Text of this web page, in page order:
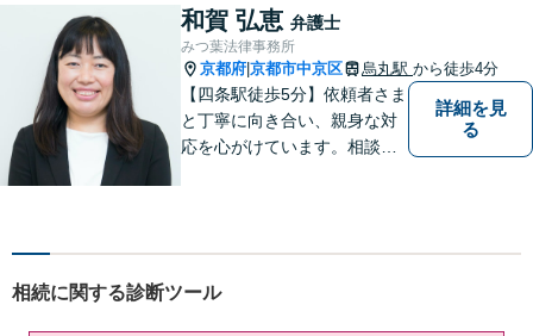
【24時間予約受付】【出張相
談可能】【弁護士保険（特
約）全社対応いたします】
和賀 弘恵 弁護士
みつ葉法律事務所
京都府 京都市中京区 烏丸駅 から徒歩4分
【四条駅徒歩5分】依頼者さま
と丁寧に向き合い、親身な対
応を心がけています。相談料
ます。【夜間・土日祝対応
詳細を見
る
相続に関する診断ツール